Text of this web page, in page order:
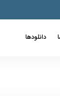
دانلودها